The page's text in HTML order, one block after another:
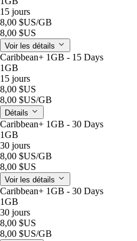
15 jours
8,00 $US/GB
8,00 $US
Voir les détails
Caribbean+ 1GB - 15 Days
1GB
15 jours
8,00 $US
8,00 $US/GB
Détails
Caribbean+ 1GB - 30 Days
1GB
30 jours
8,00 $US/GB
8,00 $US
Voir les détails
Caribbean+ 1GB - 30 Days
1GB
30 jours
8,00 $US
8,00 $US/GB